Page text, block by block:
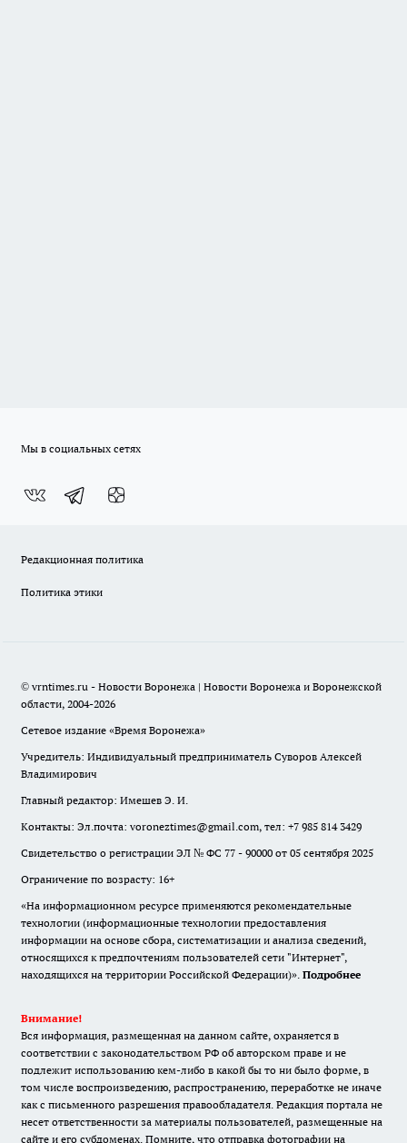
Мы в социальных сетях
Редакционная политика
Политика этики
© vrntimes.ru - Новости Воронежа | Новости Воронежа и Воронежской
области, 2004-2026
Сетевое издание «Время Воронежа»
Учредитель: Индивидуальный предприниматель Суворов Алексей
Владимирович
Главный редактор: Имешев Э. И.
Контакты: Эл.почта: voroneztimes@gmail.com, тел: +7 985 814 3429
Свидетельство о регистрации ЭЛ № ФС 77 - 90000 от 05 сентября 2025
Ограничение по возрасту: 16+
«На информационном ресурсе применяются рекомендательные
технологии (информационные технологии предоставления
информации на основе сбора, систематизации и анализа сведений,
относящихся к предпочтениям пользователей сети "Интернет",
находящихся на территории Российской Федерации)». Подробнее
Внимание!
Вся информация, размещенная на данном сайте, охраняется в
соответствии с законодательством РФ об авторском праве и не
подлежит использованию кем-либо в какой бы то ни было форме, в
том числе воспроизведению, распространению, переработке не иначе
как с письменного разрешения правообладателя. Редакция портала не
несет ответственности за материалы пользователей, размещенные на
сайте и его субдоменах. Помните, что отправка фотографии на